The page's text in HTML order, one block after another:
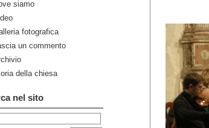
siamo
fotografica
un commento
della chiesa
nel sito